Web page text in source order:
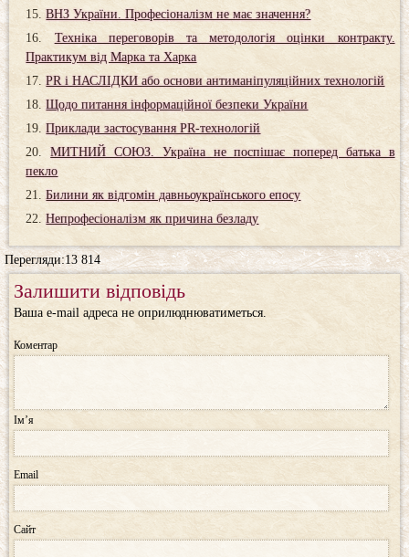
ВНЗ України. Професіоналізм не має значення?
Техніка переговорів та методологія оцінки контракту.
Практикум від Марка та Харка
PR і НАСЛІДКИ або основи антиманіпуляційних технологій
Щодо питання інформаційної безпеки України
Приклади застосування PR-технологій
МИТНИЙ СОЮЗ. Україна не поспішає поперед батька в
пекло
Билини як відгомін давньоукраїнського епосу
Непрофесіоналізм як причина безладу
Перегляди:13 814
Залишити відповідь
Ваша e-mail адреса не оприлюднюватиметься.
Коментар
Ім’я
Email
Сайт